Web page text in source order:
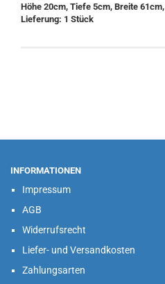
Höhe 20cm, Tiefe 5cm, Breite 61cm,
Lieferung: 1 Stück
INFORMATIONEN
Impressum
AGB
Widerrufsrecht
Liefer- und Versandkosten
Zahlungsarten